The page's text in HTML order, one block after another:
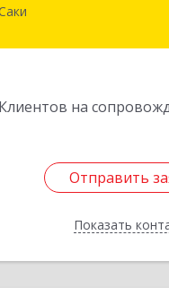
Клиентов на
Отправить
Показать
г.Саки,
Отправить
Назад